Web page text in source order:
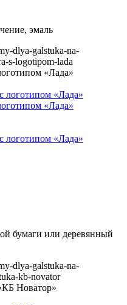
dlya-galstuka-na-
s-logotipom-lada
«Лада»
«Лада»
dlya-galstuka-na-
kb-novator
Новатор»